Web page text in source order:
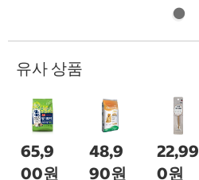
유사 상품
65,9
00원
48,9
90원
22,99
0원